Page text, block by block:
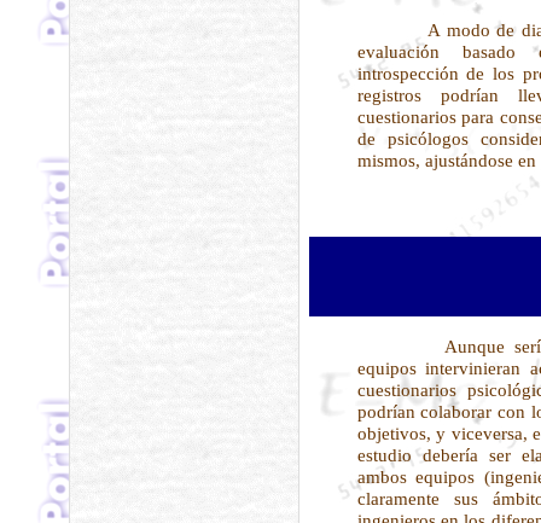
A modo de
evaluación basado
introspección de los
registros podrían
cuestionarios para
de psicólogos
mismos, ajustándose
Aunque sería
equipos intervinieran
cuestionarios
podrían colaborar con
objetivos, y viceversa,
estudio debería ser
ambos equipos
claramente sus